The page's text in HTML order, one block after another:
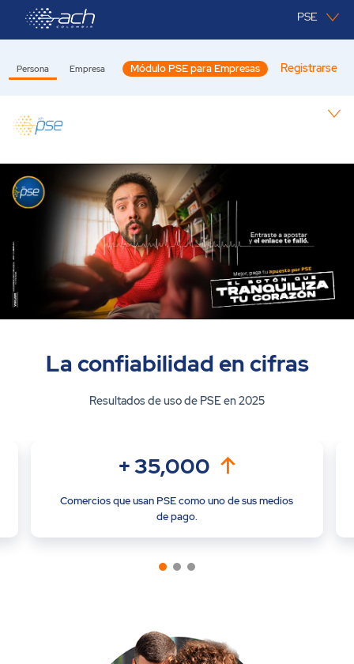
Saltar al contenido principal PSE
Persona Empresa Módulo PSE para Empresas Registrarse
Persona
La confiabilidad en cifras
Resultados de uso de PSE en 2025
+35,000
Comercios que usan PSE como uno de sus medios
de pago.